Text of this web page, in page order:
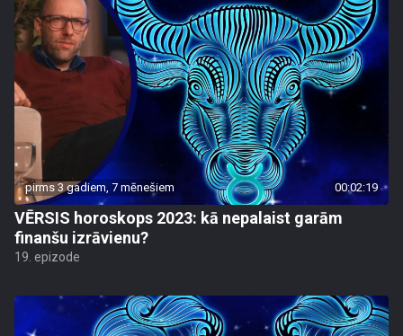
pirms 3 gadiem, 7 mēnešiem 00:02:19
VĒRSIS horoskops 2023: kā nepalaist garām
finanšu izrāvienu?
19. epizode